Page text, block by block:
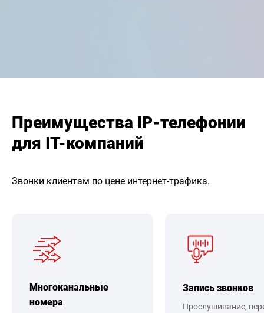
Преимущества IP-телефонии
для IT-компаний
Звонки клиентам по цене интернет-трафика.
Многоканальные
номера
Запись звонков
Прослушивание,